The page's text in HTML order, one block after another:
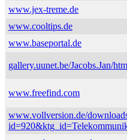
www.jex-treme.de
www.cooltips.de
www.baseportal.de
gallery.uunet.be/Jacobs.Jan/
www.freefind.com
www.vollversion.de/